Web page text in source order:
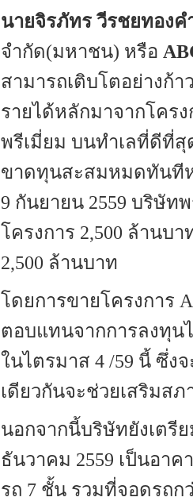
นายจิรภัทร วีรชยทองค
จำกัด(มหาชน) หรือ
สามารถเติบโตอย่างก้
รายได้หลักมาจากโคร
พรีเมี่ยม บนทำเลที่ดีที่สุ
ขาดทุนสะสมหมดทันที
9 กันยายน 2559 บริษัท
โครงการ 2,500 ล้านบ
2,500 ล้านบาท
โดยการขายโครงการ
ตอบแทนจากการลงทุน
ในไตรมาส 4 /59 นี้ ซึ่
เดียวกันจะช่วยเสริมส
นอกจากนี้บริษัทยังเตรี
ธันวาคม 2559 เป็นอา
รถ 7 ชั้น รวมที่จอดรถก